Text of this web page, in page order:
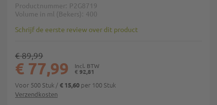
Productnummer P2G8719
Volume in ml (Bekers)
400
Schrijf de eerste review over dit product
Verzendkosten
€ 92,81
€ 77,99
€ 89,99
Voor 500 Stuk /€ 15,60 per 100 Stuk